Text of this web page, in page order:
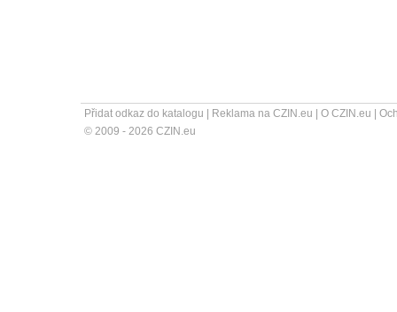
Přidat odkaz do katalogu Reklama na CZIN.eu O CZIN.eu
© 2009 - 2026 CZIN.eu